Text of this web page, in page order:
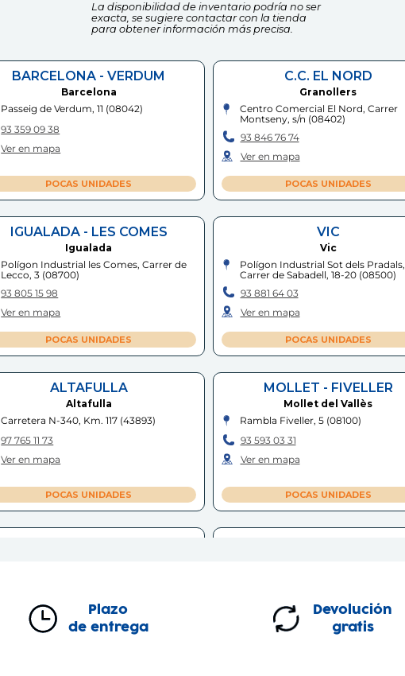
La disponibilidad de inventario podría no ser
exacta, se sugiere contactar con la tienda
para obtener información más precisa.
BARCELONA - VERDUM
Barcelona
Passeig de Verdum, 11 (08042)
93 359 09 38
Ver en mapa
POCAS UNIDADES
C.C. EL NORD
Granollers
Centro Comercial El Nord, Carrer
Montseny, s/n (08402)
93 846 76 74
Ver en mapa
POCAS UNIDADES
IGUALADA - LES COMES
Igualada
Polígon Industrial les Comes, Carrer de
Lecco, 3 (08700)
93 805 15 98
Ver en mapa
POCAS UNIDADES
VIC
Vic
Polígon Industrial Sot dels Pradals,
Carrer de Sabadell, 18-20 (08500)
93 881 64 03
Ver en mapa
POCAS UNIDADES
ALTAFULLA
Altafulla
Carretera N-340, Km. 117 (43893)
97 765 11 73
Ver en mapa
POCAS UNIDADES
MOLLET - FIVELLER
Mollet del Vallès
Rambla Fiveller, 5 (08100)
93 593 03 31
Ver en mapa
POCAS UNIDADES
Ver en mapa
93 842 33 96
Ver en mapa
Plazo
de entrega
Devolución
gratis